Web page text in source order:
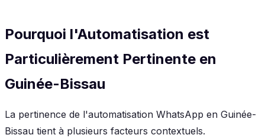
Pourquoi l'Automatisation est
Particulièrement Pertinente en
Guinée-Bissau
La pertinence de l'automatisation WhatsApp en Guinée-
Bissau tient à plusieurs facteurs contextuels.